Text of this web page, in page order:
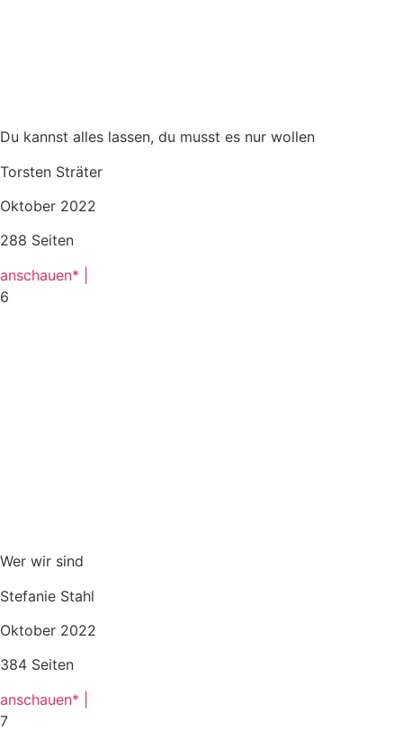
Du kannst alles lassen, du musst es nur wollen
Torsten Sträter
Oktober 2022
288 Seiten
anschauen* |
6
Wer wir sind
Stefanie Stahl
Oktober 2022
384 Seiten
anschauen* |
7